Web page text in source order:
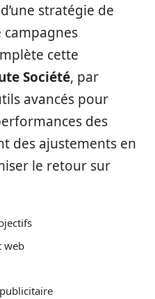
stratégie de
cette
Société, par
avancés pour
des
des ajustements en
le retour sur
web